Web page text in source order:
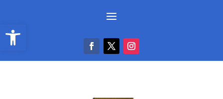
Abrir barra de herramientas